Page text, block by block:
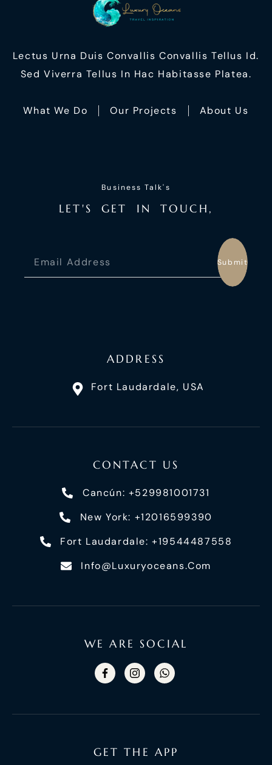
Lectus Urna Duis Convallis Convallis Tellus Id.
Sed Viverra Tellus In Hac Habitasse Platea.
What We Do Our Projects About Us
Business Talk's
LET'S GET I N TO UC H ,
Submit
GET THE APP
ADDRESS
Fort Laudardale, USA
CONTACT US
Cancún: +529981001731
New York: +12016599390
Fort Laudardale: +19544487558
Info@luxuryoceans.com
WE ARE SOCIAL